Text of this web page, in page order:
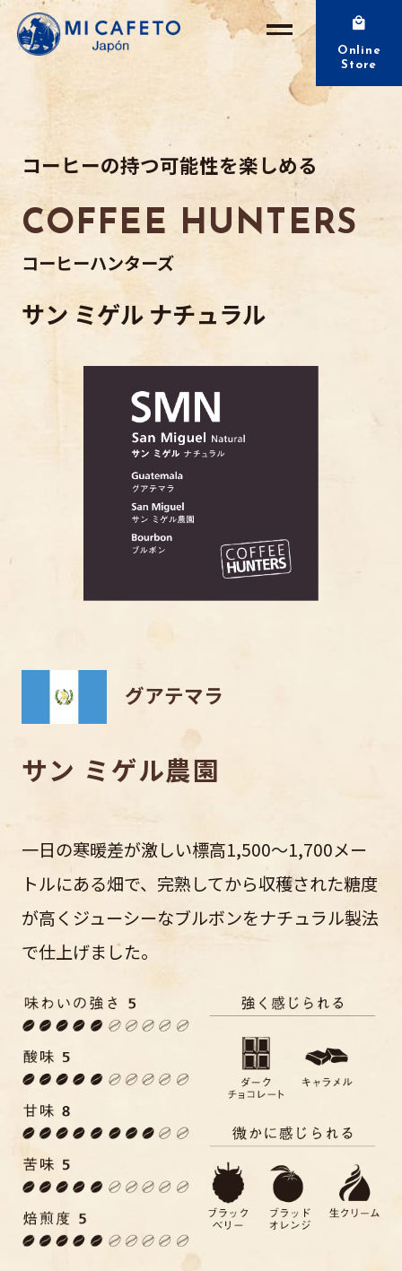
Online
Store
コーヒーの持つ可能性を楽しめる
COFFEE HUNTERS
コーヒーハンターズ
サン ミゲル ナチュラル
グアテマラ
サン ミゲル農園
一日の寒暖差が激しい標高1,500～1,700メー
トルにある畑で、完熟してから収穫された糖度
が高くジューシーなブルボンをナチュラル製法
で仕上げました。